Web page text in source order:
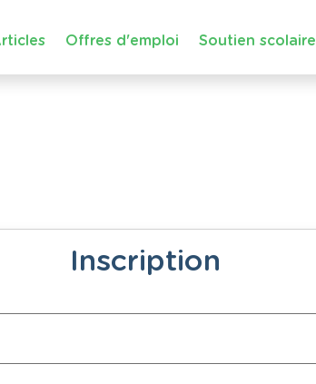
Offres d'emploi Soutien scolaire
Inscription